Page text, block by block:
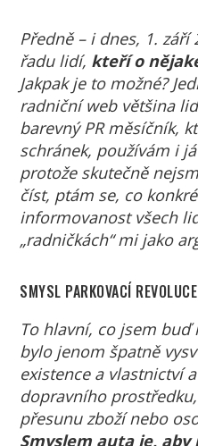
Předně – i dnes, 1.
řadu lidí, kteří o
Jakpak je to možné?
radniční web většina
barevný PR měsíčník,
schránek, používám i
protože skutečně
číst, ptám se, co
informovanost všech
„radničkách“ mi jako
SMYSL PARKOVACÍ
To hlavní, co jsem
bylo jenom špatně
existence a vlastnictví
dopravního
přesunu zboží nebo
Smyslem auta je,